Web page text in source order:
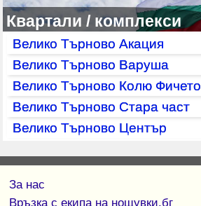
Квартали / комплекси
Велико Търново Акация
Велико Търново Варуша
Велико Търново Колю Фичето
Велико Търново Стара част
Велико Търново Център
За нас
Връзка с екипa на нощувки.бг